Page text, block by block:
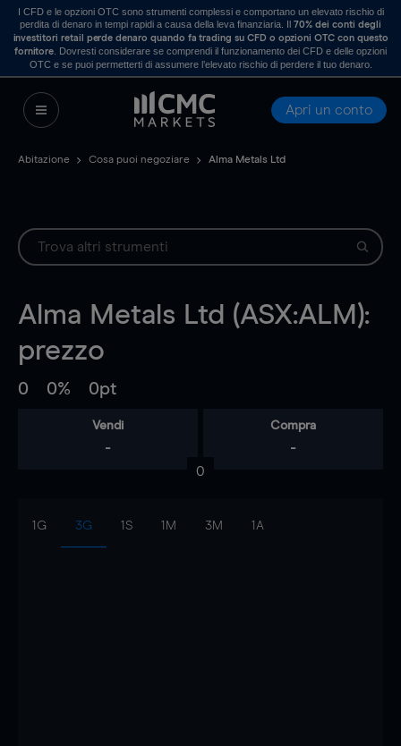
I CFD e le opzioni OTC sono strumenti complessi e comportano un elevato rischio di
perdita di denaro in tempi rapidi a causa della leva finanziaria. Il70% dei conti degli
investitori retail perde denaro quando fa trading su CFD o opzioni OTC con questo
fornitore . Dovresti considerare se comprendi il funzionamento dei CFD e delle opzioni
OTC e se puoi permetterti di assumere l’elevato rischio di perdere il tuo denaro.
Apri un conto
Abitazione Cosa puoi negoziare Alma Metals Ltd
Alma Metals Ltd (ASX:ALM):
prezzo
0 0% 0pt
Vendi
-
Compra
-
0
1G 3G 1S 1M 3M 1A